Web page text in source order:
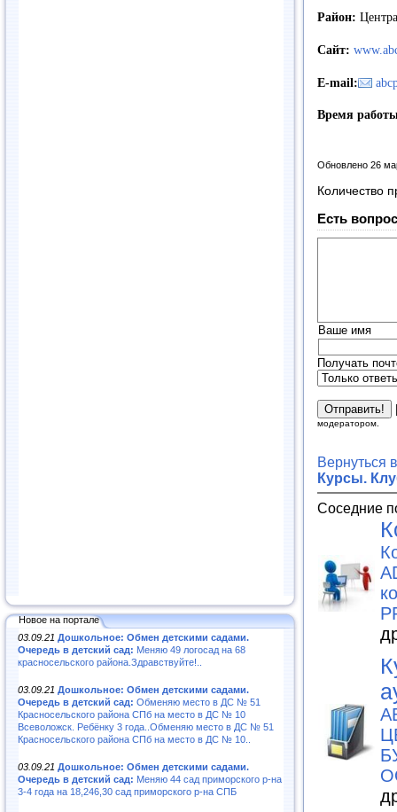
Новое на портале
03.09.21 Дошкольное: Обмен детскими садами.
Очередь в детский сад: Меняю 49 логосад на 68
красносельского района.Здравствуйте!..
03.09.21 Дошкольное: Обмен детскими садами.
Очередь в детский сад: Обменяю место в ДС № 51
Красносельского района СПб на место в ДС № 10
Всеволожск. Ребёнку 3 года..Обменяю место в ДС № 51
Красносельского района СПб на место в ДС № 10..
03.09.21 Дошкольное: Обмен детскими садами.
Очередь в детский сад: Меняю 44 сад приморского р-на
3-4 года на 18,246,30 сад приморского р-на СПБ
Район:
Сайт:
E-mail:
Время
Обновлено 26
Количество
Есть
Ваше имя
Получать
модератором.
Вернуться
Курсы.
Соседние